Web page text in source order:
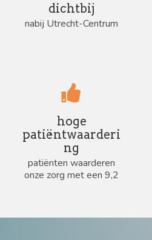
dichtbij
nabij Utrecht-Centrum
hoge
patiëntwaarderi
ng
patiënten waarderen
onze zorg met een 9,2